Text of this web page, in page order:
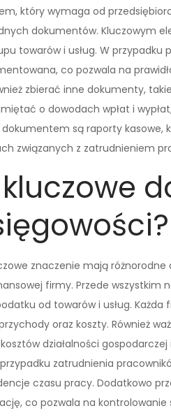
który wymaga od
dokumentów. Kluczowym
towarów i usług. W przypadku
co pozwala na
zbierać inne dokumenty,
o dowodach wpłat i
są raporty kasowe,
związanych z zatrudnieniem
znaczenie mają
firmy. Przede wszystkim
od towarów i usług.
oraz koszty. Również
działalności
zatrudnienia
czasu pracy. Dodatkowo
co pozwala na